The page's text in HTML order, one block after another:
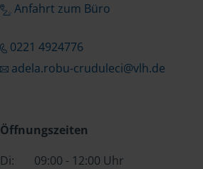
Anfahrt zum Büro
0221 4924776
adela.robu-cruduleci@vlh.de
Öffnungszeiten
Di:
09:00 - 12:00 Uhr